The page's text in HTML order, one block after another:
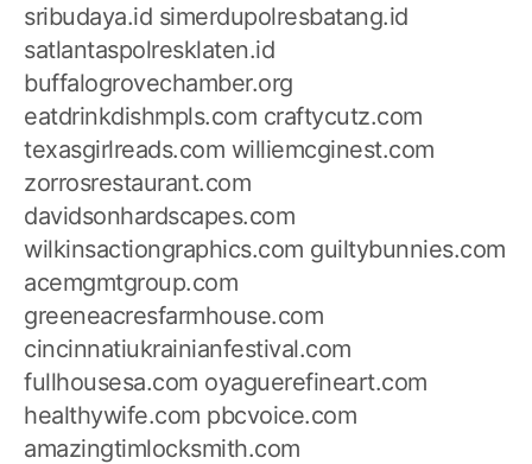
sribudaya.id simerdupolresbatang.id
satlantaspolresklaten.id
buffalogrovechamber.org
eatdrinkdishmpls.com craftycutz.com
texasgirlreads.com williemcginest.com
zorrosrestaurant.com
davidsonhardscapes.com
wilkinsactiongraphics.com guiltybunnies.com
acemgmtgroup.com
greeneacresfarmhouse.com
cincinnatiukrainianfestival.com
fullhousesa.com oyaguerefineart.com
healthywife.com pbcvoice.com
amazingtimlocksmith.com